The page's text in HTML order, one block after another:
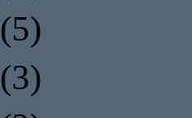
(5)
(3)